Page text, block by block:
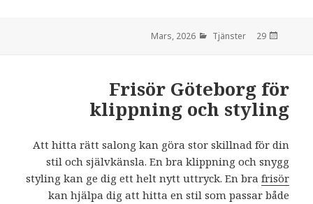
den
29 Mars, 2026
Tjänster
Frisör Göteborg för
klippning och styling
Att hitta rätt salong kan göra stor skillnad för din
stil och självkänsla. En bra klippning och snygg
styling kan ge dig ett helt nytt uttryck. En bra frisör
kan hjälpa dig att hitta en stil som passar både